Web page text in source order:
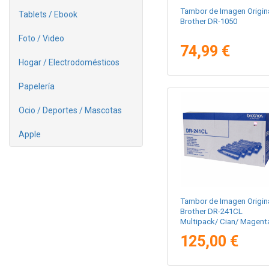
Tablets / Ebook
Foto / Video
Hogar / Electrodomésticos
Papelería
Ocio / Deportes / Mascotas
Apple
Tambor de Imagen
Brother DR-1050
74,99 €
Tambor de Imagen
Brother DR-241CL
Multipack/ Cian/
125,00 €